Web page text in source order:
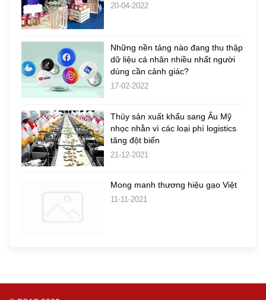
20-04-2022
Những nền tảng nào đang thu thập
dữ liệu cá nhân nhiều nhất người
dùng cần cảnh giác?
17-02-2022
Thủy sản xuất khẩu sang Âu Mỹ
nhọc nhằn vì các loại phí logistics
tăng đột biến
21-12-2021
Mong manh thương hiệu gạo Việt
11-11-2021